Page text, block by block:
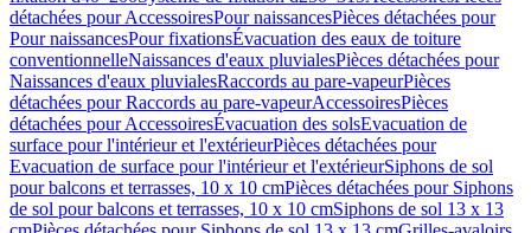
détachées pour AccessoiresPour naissancesPièces détachées pour
Pour naissancesPour fixationsÉvacuation des eaux de toiture
conventionnelleNaissances d'eaux pluvialesPièces détachées pour
Naissances d'eaux pluvialesRaccords au pare-vapeurPièces
détachées pour Raccords au pare-vapeurAccessoiresPièces
détachées pour AccessoiresÉvacuation des solsEvacuation de
surface pour l'intérieur et l'extérieurPièces détachées pour
Evacuation de surface pour l'intérieur et l'extérieurSiphons de sol
pour balcons et terrasses, 10 x 10 cmPièces détachées pour Siphons
de sol pour balcons et terrasses, 10 x 10 cmSiphons de sol 13 x 13